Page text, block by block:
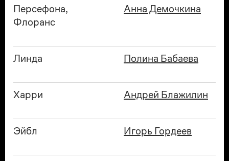
Персефона,
Флоранс
Анна Демочкина
Линда Полина Бабаева
Харри Андрей Блажилин
Эйбл Игорь Гордеев